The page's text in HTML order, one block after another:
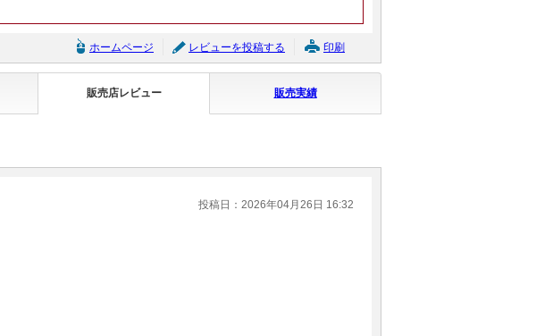
ホームページ レビューを投稿する 印刷
販売店レビュー 販売実績
投稿日：2026年04月26日 16:32